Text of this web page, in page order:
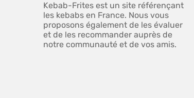
Kebab-Frites est un site référençant
les kebabs en France. Nous vous
proposons également de les évaluer
et de les recommander auprès de
notre communauté et de vos amis.